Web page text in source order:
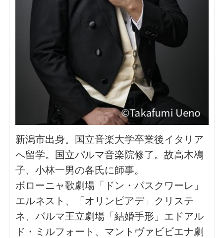
新潟市出身。国立音楽大学卒業後イタリア
へ留学。国立パルマ音楽院修了。故高木鳰
子、小林一男の各氏に師事。
ボローニャ歌劇場「ドン・パスクワーレ」
エルネスト、「オリンピアデ」クリステ
ネ、パルマ王立劇場「結婚手形」エドアル
ド・ミルフォート、マントヴァビビエナ劇